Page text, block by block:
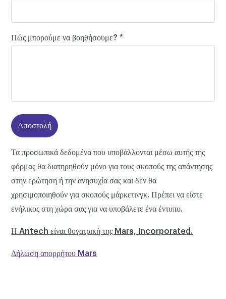
Πώς μπορούμε να βοηθήσουμε? *
Τα προσωπικά δεδομένα που υποβάλλονται μέσω αυτής της
φόρμας θα διατηρηθούν μόνο για τους σκοπούς της απάντησης
στην ερώτηση ή την ανησυχία σας και δεν θα
χρησιμοποιηθούν για σκοπούς μάρκετινγκ. Πρέπει να είστε
ενήλικος στη χώρα σας για να υποβάλετε ένα έντυπο.
Η Antech είναι θυγατρική της Mars, Incorporated.
Δήλωση απορρήτου Mars